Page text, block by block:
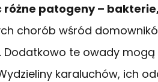
patogeny –
chorób wśród
te owady mogą
karaluchów, ich